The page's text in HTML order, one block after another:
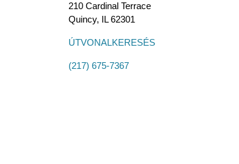
210 Cardinal Terrace
Quincy, IL62301
ÚTVONALKERESÉS
(217) 675-7367